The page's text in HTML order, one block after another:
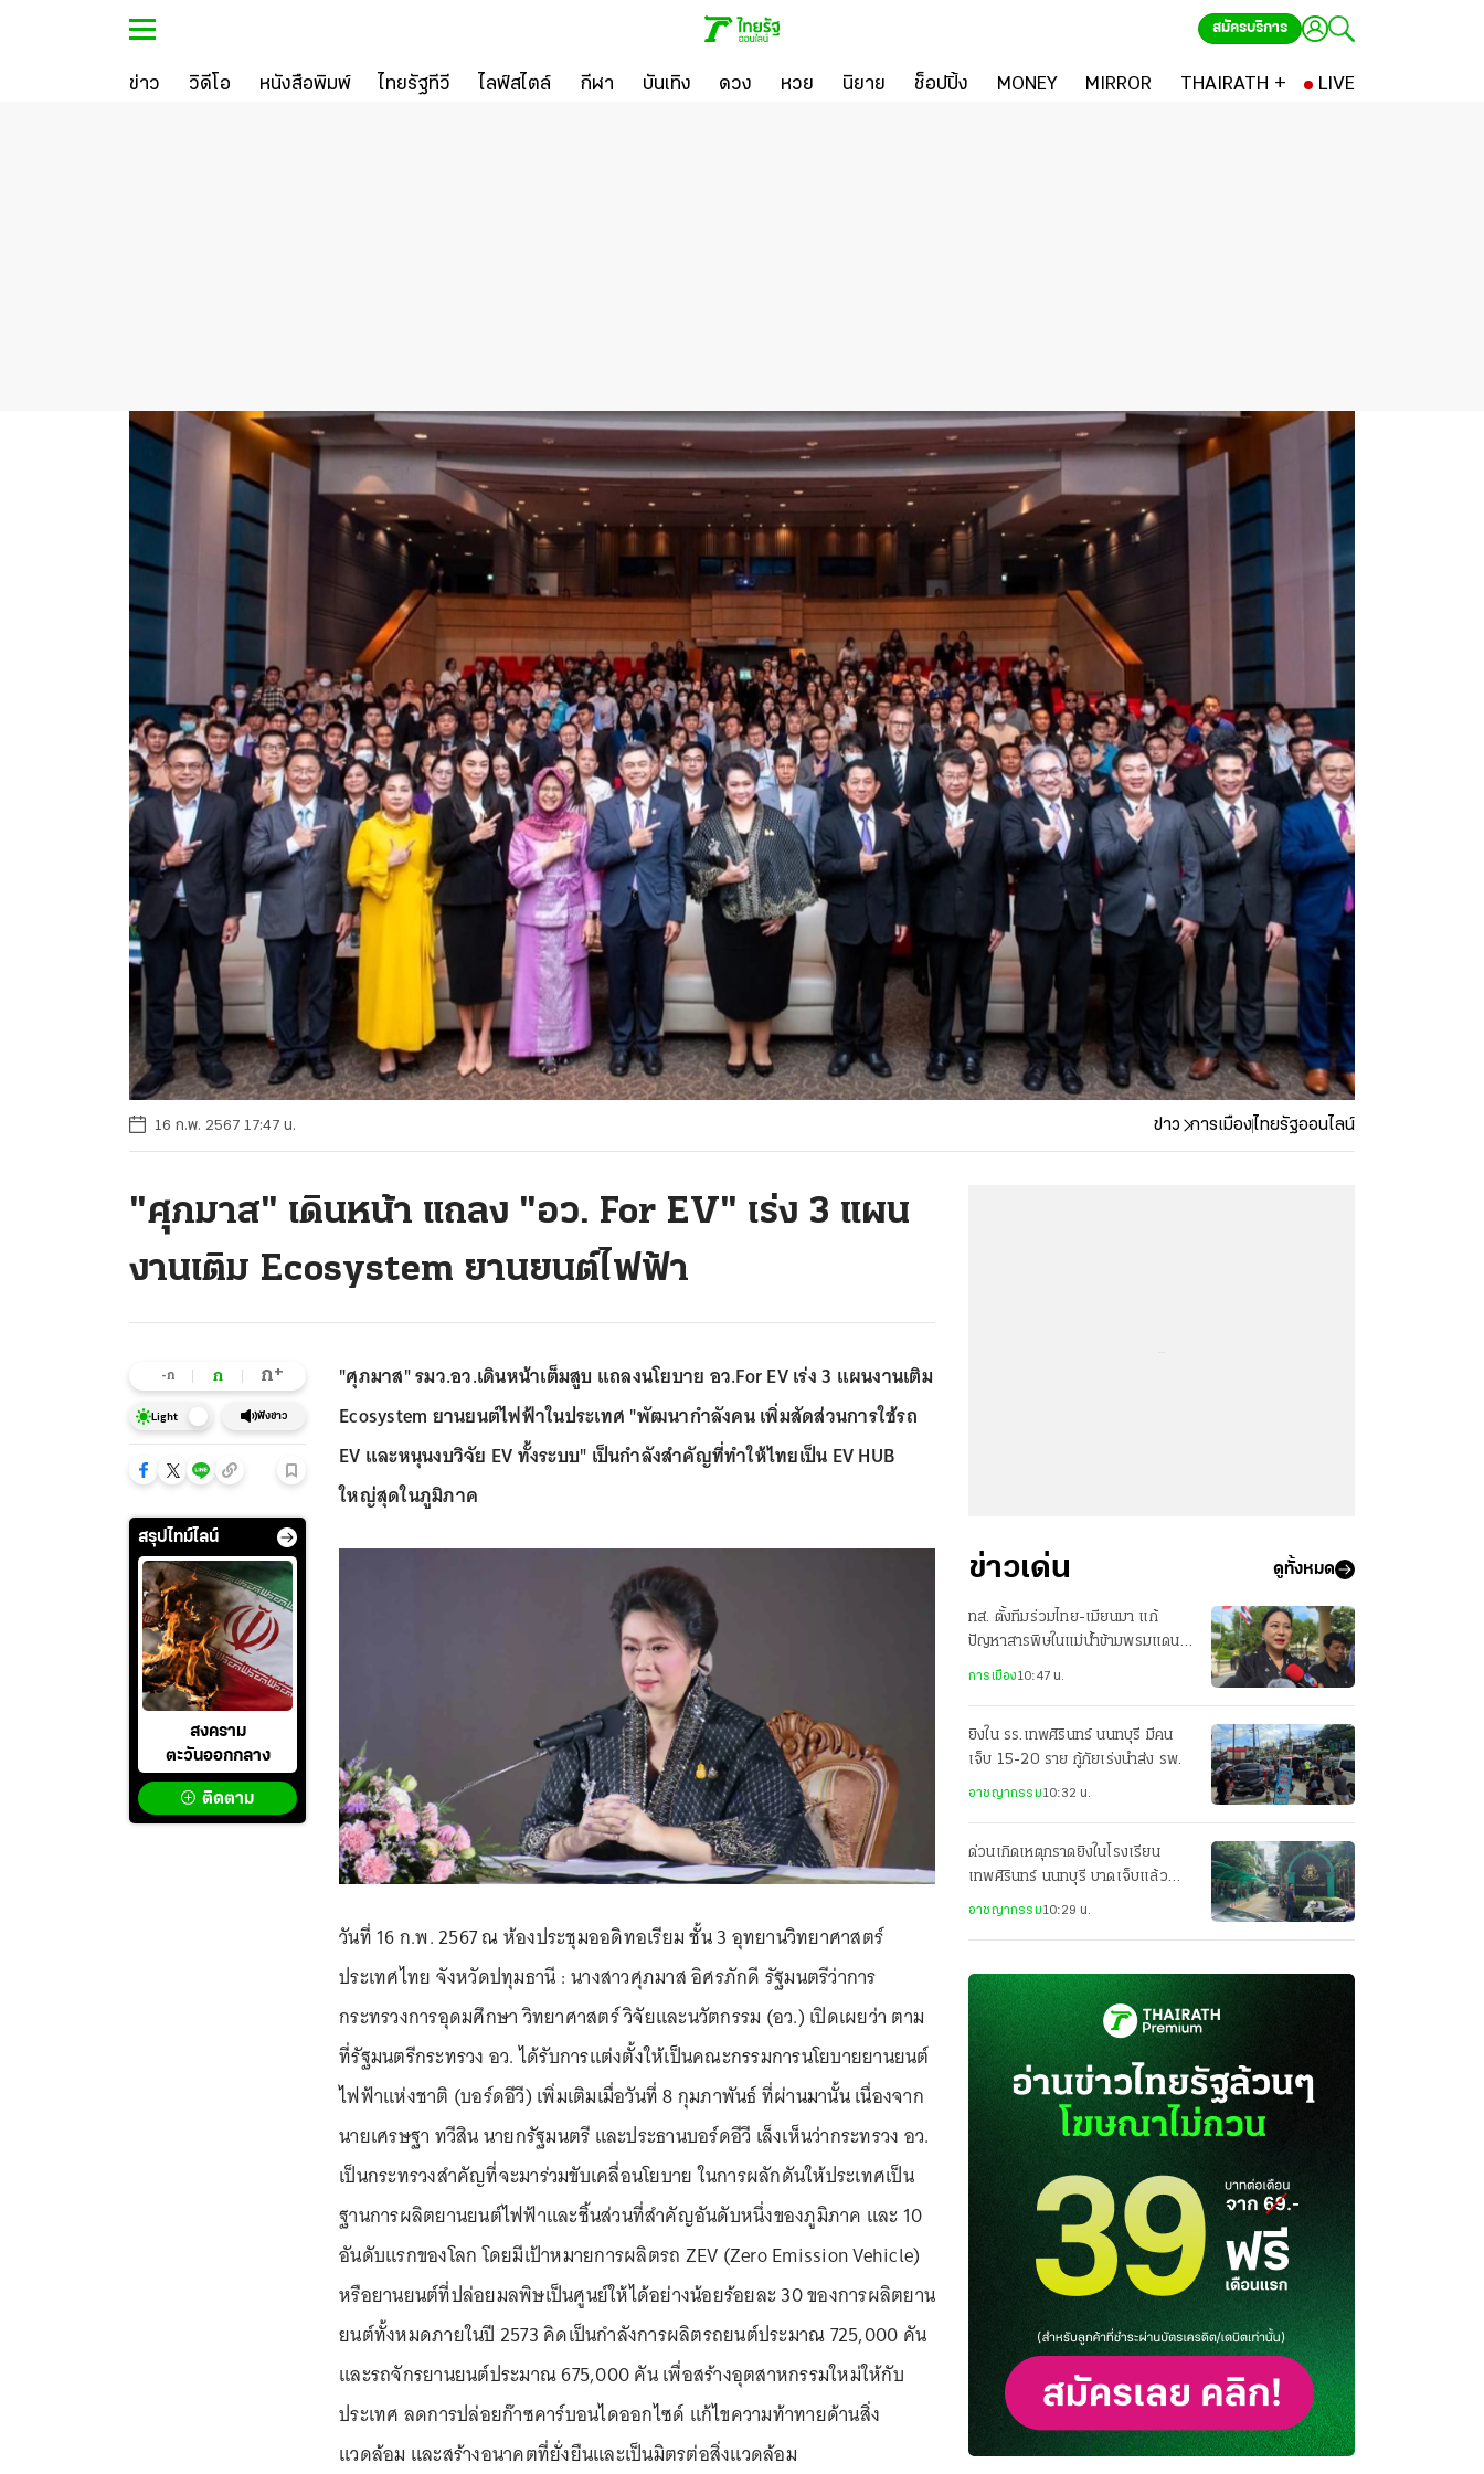
สมัครบริการ
ข่าว วิดีโอ หนังสือพิมพ์ ไทยรัฐทีวี ไลฟ์สไตล์ กีฬา บันเทิง ดวง หวย นิยาย ช็อปปิ้ง MONEY MIRROR THAIRATH + LIVE
16 ก.พ. 2567 17:47 น. ข่าว การเมืองไทยรัฐออนไลน์
"ศุภมาส" เดินหน้า แถลง "อว. For EV" เร่ง 3 แผน
งานเติม Ecosystem ยานยนต์ไฟฟ้า
-ก ก ก+
Light ฟังข่าว
สรุปไทม์ไลน์
สงคราม
ตะวันออกกลาง
ติดตาม
"ศุภมาส" รมว.อว.เดินหน้าเต็มสูบ แถลงนโยบาย อว.For EV เร่ง 3 แผนงานเติม
Ecosystem ยานยนต์ไฟฟ้าในประเทศ "พัฒนากำลังคน เพิ่มสัดส่วนการใช้รถ
EV และหนุนงบวิจัย EV ทั้งระบบ" เป็นกำลังสำคัญที่ทำให้ไทยเป็น EV HUB
ใหญ่สุดในภูมิภาค
วันที่ 16 ก.พ. 2567 ณ ห้องประชุมออดิทอเรียม ชั้น 3 อุทยานวิทยาศาสตร์
ประเทศไทย จังหวัดปทุมธานี : นางสาวศุภมาส อิศรภักดี รัฐมนตรีว่าการ
กระทรวงการอุดมศึกษา วิทยาศาสตร์ วิจัยและนวัตกรรม (อว.) เปิดเผยว่า ตาม
ที่รัฐมนตรีกระทรวง อว. ได้รับการแต่งตั้งให้เป็นคณะกรรมการนโยบายยานยนต์
ไฟฟ้าแห่งชาติ (บอร์ดอีวี) เพิ่มเติมเมื่อวันที่ 8 กุมภาพันธ์ ที่ผ่านมานั้น เนื่องจาก
นายเศรษฐา ทวีสิน นายกรัฐมนตรี และประธานบอร์ดอีวี เล็งเห็นว่ากระทรวง อว.
เป็นกระทรวงสำคัญที่จะมาร่วมขับเคลื่อนโยบาย ในการผลักดันให้ประเทศเป็น
ฐานการผลิตยานยนต์ไฟฟ้าและชิ้นส่วนที่สำคัญอันดับหนึ่งของภูมิภาค และ 10
อันดับแรกของโลก โดยมีเป้าหมายการผลิตรถ ZEV (Zero Emission Vehicle)
หรือยานยนต์ที่ปล่อยมลพิษเป็นศูนย์ให้ได้อย่างน้อยร้อยละ 30 ของการผลิตยาน
ยนต์ทั้งหมดภายในปี 2573 คิดเป็นกำลังการผลิตรถยนต์ประมาณ 725,000 คัน
และรถจักรยานยนต์ประมาณ 675,000 คัน เพื่อสร้างอุตสาหกรรมใหม่ให้กับ
ประเทศ ลดการปล่อยก๊าซคาร์บอนไดออกไซด์ แก้ไขความท้าทายด้านสิ่ง
แวดล้อม และสร้างอนาคตที่ยั่งยืนและเป็นมิตรต่อสิ่งแวดล้อม
ข่าวเด่น ดูทั้งหมด
ทส. ตั้งทีมร่วมไทย-เมียนมา แก้
ปัญหาสารพิษในแม่น้ำข้ามพรมแดน
ทำแผนควบคุมคุณภาพน้ำกก
การเมือง10:47 น.
ยิงใน รร.เทพศิรินทร์ นนทบุรี มีคน
เจ็บ 15-20 ราย กู้ภัยเร่งนำส่ง รพ.
อาชญากรรม10:32 น.
ด่วนเกิดเหตุกราดยิงในโรงเรียน
เทพศิรินทร์ นนทบุรี บาดเจ็บแล้ว
อาชญากรรม10:29 น.